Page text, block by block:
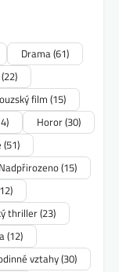
Drama(61)
(22)
film(15)
Horor(30)
(51)
Nadpřirozeno(15)
thriller(23)
(12)
vztahy(30)